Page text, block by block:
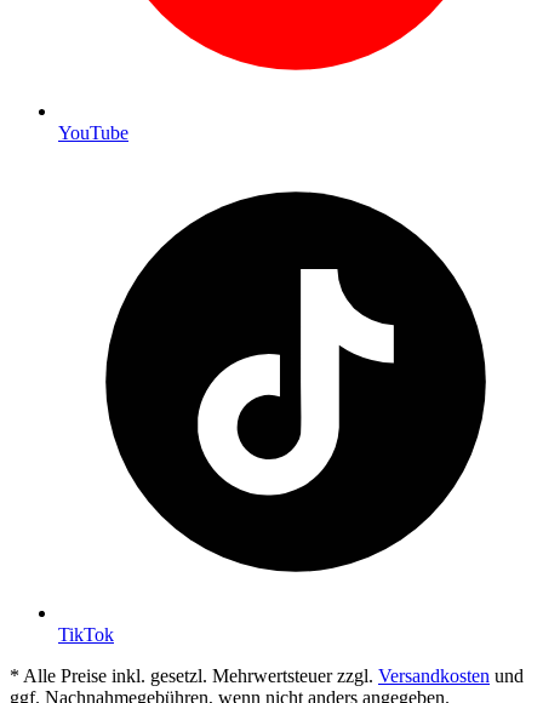
YouTube
TikTok
* Alle Preise inkl. gesetzl. Mehrwertsteuer zzgl. Versandkosten und
ggf. Nachnahmegebühren, wenn nicht anders angegeben.